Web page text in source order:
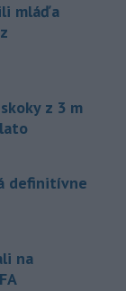
mláďa
z 3 m
definitívne
na